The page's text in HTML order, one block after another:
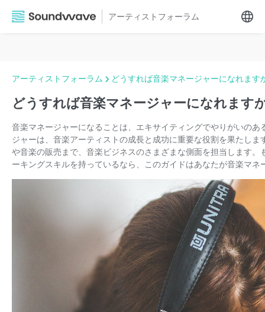
アーティストフォーラム
アーティストフォーラム どうすれば音楽マネージャーになれます
どうすれば音楽マネージャーになれます
音楽マネージャーになることは、エキサイティングでやりがいの
ジャーは、音楽アーティストの成長と成功に重要な役割を果たし
や音楽の販売まで、音楽ビジネスのさまざまな側面を担当します
ーキングスキルを持っているなら、このガイドはあなたが音楽マ